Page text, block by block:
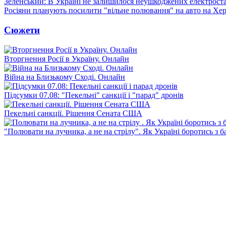
Росіяни планують посилити "вільне полювання" на авто на
Сюжети
Вторгнення Росії в Україну. Онлайн
Війна на Близькому Сході. Онлайн
Підсумки 07.08: "Пекельні" санкції і "парад" дронів
Пекельні санкції. Рішення Сената США
"Полювати на лучника, а не на стрілу". Як Україні боротись з